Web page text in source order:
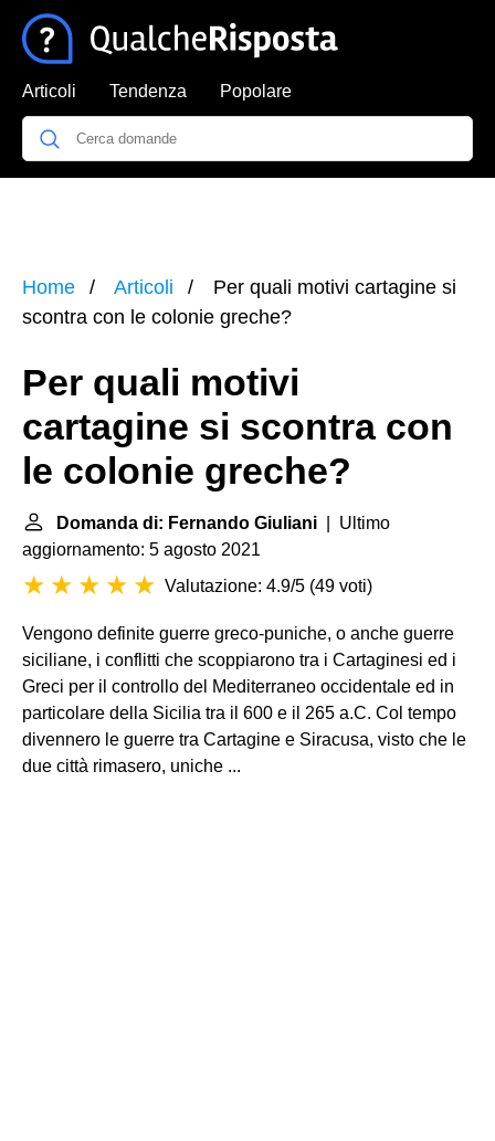
Articoli Tendenza Popolare
Home Articoli
Per quali motivi cartagine si
scontra con le colonie greche?
Per quali motivi
cartagine si scontra con
le colonie greche?
Domanda di: Fernando Giuliani | Ultimo
aggiornamento: 5 agosto 2021
Valutazione: 4.9/5 (49 voti)
Vengono definite guerre greco-puniche, o anche guerre
siciliane, i conflitti che scoppiarono tra i Cartaginesi ed i
Greci per il controllo del Mediterraneo occidentale ed in
particolare della Sicilia tra il 600 e il 265 a.C. Col tempo
divennero le guerre tra Cartagine e Siracusa, visto che le
due città rimasero, uniche ...